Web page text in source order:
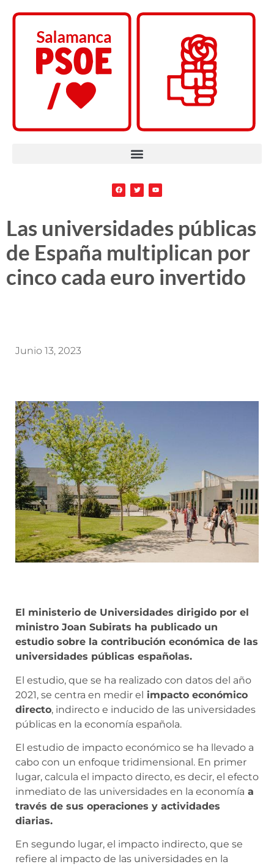
Las universidades públicas
de España multiplican por
cinco cada euro invertido
Junio 13, 2023
El ministerio de Universidades dirigido por el
ministro Joan Subirats ha publicado un
estudio sobre la contribución económica de las
universidades públicas españolas.
El estudio, que se ha realizado con datos del año
2021, se centra en medir el impacto económico
directo, indirecto e inducido de las universidades
públicas en la economía española.
El estudio de impacto económico se ha llevado a
cabo con un enfoque tridimensional. En primer
lugar, calcula el impacto directo, es decir, el efecto
inmediato de las universidades en la economía a
través de sus operaciones y actividades
diarias.
En segundo lugar, el impacto indirecto, que se
refiere al impacto de las universidades en la